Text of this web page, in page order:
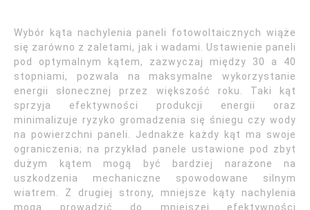
Wybór kąta nachylenia paneli fotowoltaicznych wiąże
się zarówno z zaletami, jak i wadami. Ustawienie paneli
pod optymalnym kątem, zazwyczaj między 30 a 40
stopniami, pozwala na maksymalne wykorzystanie
energii słonecznej przez większość roku. Taki kąt
sprzyja efektywności produkcji energii oraz
minimalizuje ryzyko gromadzenia się śniegu czy wody
na powierzchni paneli. Jednakże każdy kąt ma swoje
ograniczenia; na przykład panele ustawione pod zbyt
dużym kątem mogą być bardziej narażone na
uszkodzenia mechaniczne spowodowane silnym
wiatrem. Z drugiej strony, mniejsze kąty nachylenia
mogą prowadzić do mniejszej efektywności